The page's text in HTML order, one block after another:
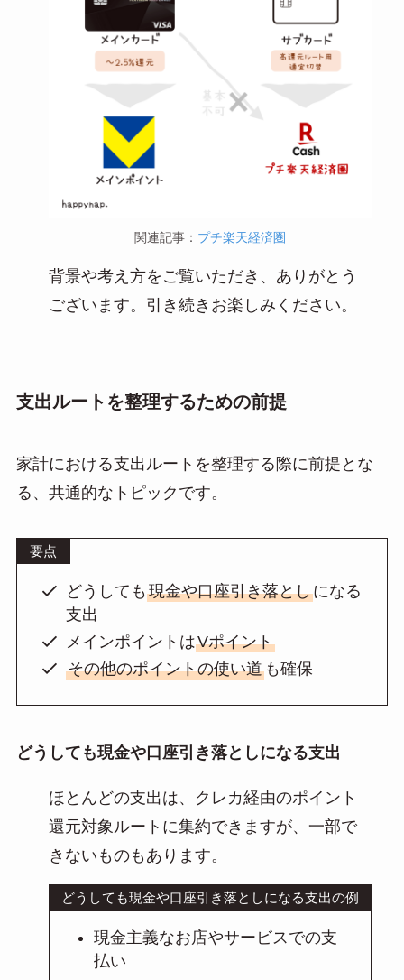
関連記事： プチ楽天経済圏
背景や考え方をご覧いただき、ありがとう
ございます。引き続きお楽しみください。
支出ルートを整理するための前提
家計における支出ルートを整理する際に前提とな
る、共通的なトピックです。
要点
どうしても 現金や口座引き落としになる
支出
メインポイントはVポイント
その他のポイントの使い道も確保
どうしても現金や口座引き落としになる支出
ほとんどの支出は、クレカ経由のポイント
還元対象ルートに集約できますが、一部で
きないものもあります。
どうしても現金や口座引き落としになる支出の例
現金主義なお店やサービスでの支
払い